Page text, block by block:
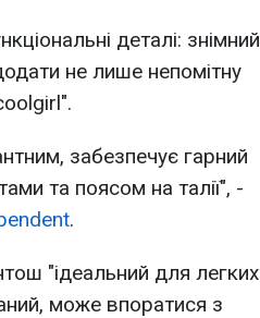
деталі: знімний
не лише непомітну
забезпечує гарний
та поясом на талії", -
.
"ідеальний для легких
може впоратися з